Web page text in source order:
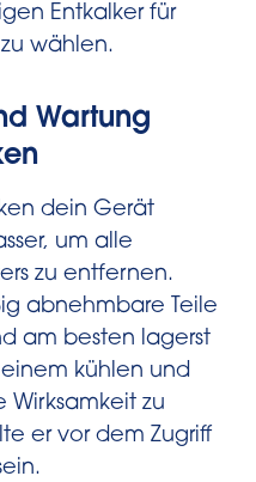
Entkalker für
wählen.
Wartung
dein Gerät
um alle
zu entfernen.
abnehmbare Teile
am besten lagerst
kühlen und
Wirksamkeit zu
er vor dem Zugriff